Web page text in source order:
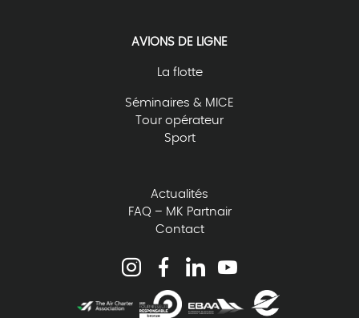
AVIONS DE LIGNE
La flotte
Séminaires & MICE
Tour opérateur
Sport
Actualités
FAQ – MK Partnair
Contact